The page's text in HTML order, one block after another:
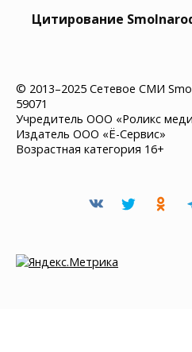
Цитирование
© 2013–2025 Сетевое СМИ
59071
Учредитель ООО «Роликс
Издатель ООО «Ё-Сервис»
Возрастная категория 16+